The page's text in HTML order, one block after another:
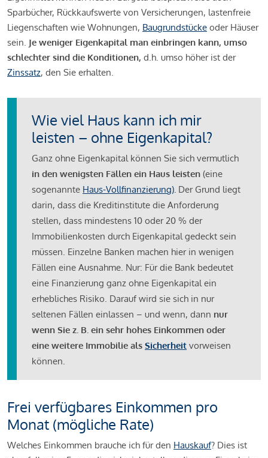
Sparbücher, Rückkaufswerte von Versicherungen, lastenfreie
Liegenschaften wie Wohnungen, Baugrundstücke oder Häuser
sein. Je weniger Eigenkapital man einbringen kann, umso
schlechter sind die Konditionen, d.h. umso höher ist der
Zinssatz, den Sie erhalten.
Wie viel Haus kann ich mir
leisten – ohne Eigenkapital?
Ganz ohne Eigenkapital können Sie sich vermutlich
in den wenigsten Fällen ein Haus leisten (eine
sogenannte Haus-Vollfinanzierung). Der Grund liegt
darin, dass die Kreditinstitute die Anforderung
stellen, dass mindestens 10 oder 20 % der
Immobilienkosten durch Eigenkapital gedeckt sein
müssen. Einzelne Banken machen hier in wenigen
Fällen eine Ausnahme. Nur: Für die Bank bedeutet
eine Finanzierung ganz ohne Eigenkapital ein
erhebliches Risiko. Darauf wird sie sich in nur
seltenen Fällen einlassen – und wenn, dann nur
wenn Sie z. B. ein sehr hohes Einkommen oder
eine weitere Immobilie als Sicherheit vorweisen
können.
Frei verfügbares Einkommen pro
Monat (mögliche Rate)
Welches Einkommen brauche ich für den Hauskauf? Dies ist